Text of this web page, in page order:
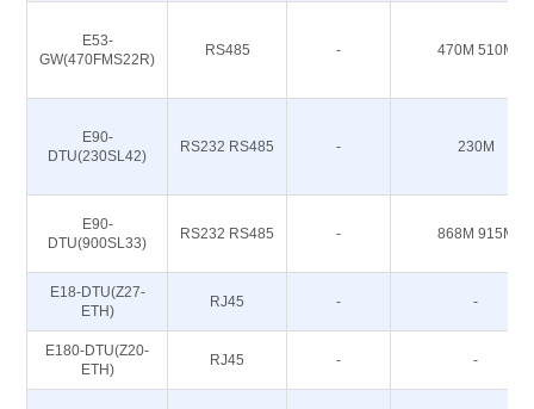
E53-
GW(470FMS22R)
RS485 - 470M 510M
E90-
DTU(230SL42)
RS232 RS485 - 230M
E90-
DTU(900SL33)
RS232 RS485 - 868M 915M
E18-DTU(Z27-
ETH)
RJ45 - -
E180-DTU(Z20-
ETH)
RJ45 - -